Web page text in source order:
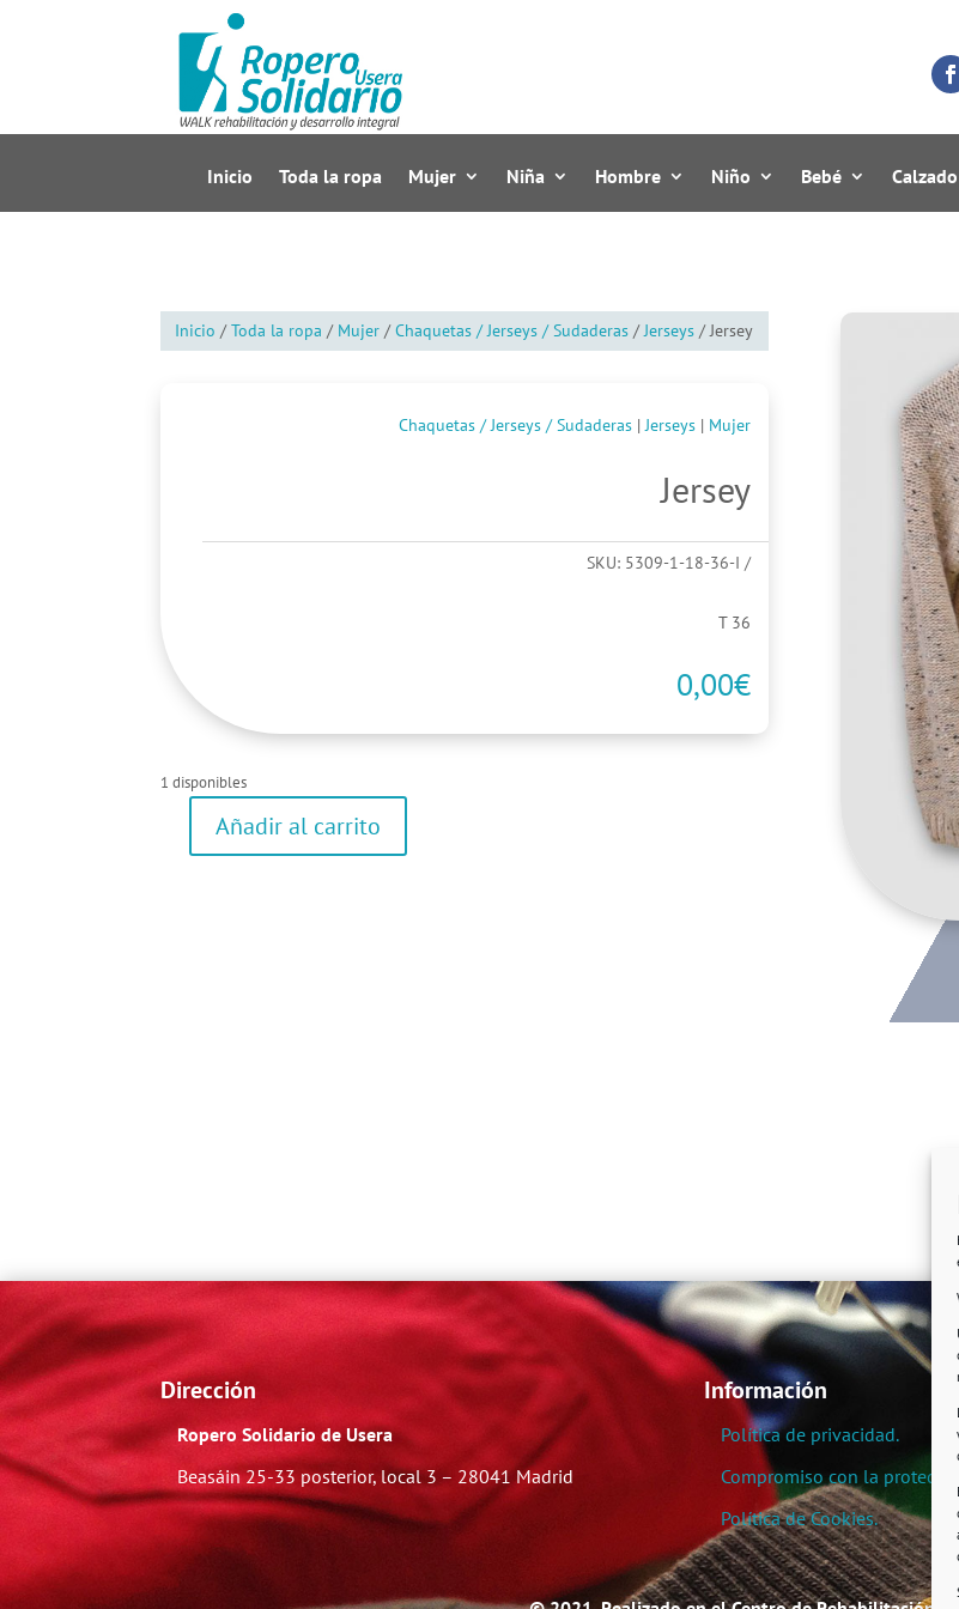
Inicio Toda la ropa Mujer Niña Hombre Niño Bebé Calzado
Inicio /Toda la ropa / Mujer /Chaquetas / Jerseys / Sudaderas /Jerseys / Jersey
Chaquetas / Jerseys / Sudaderas |Jerseys | Mujer
Jersey
SKU: 5309-1-18-36-I
T 36
0,00€
1 disponibles
Añadir al carrito
Dirección
Ropero Solidario de Usera
Beasáin 25-33 posterior, local 3 – 28041 Madrid
Información
Política de privacidad.
Compromiso con la
Política de Cookies.